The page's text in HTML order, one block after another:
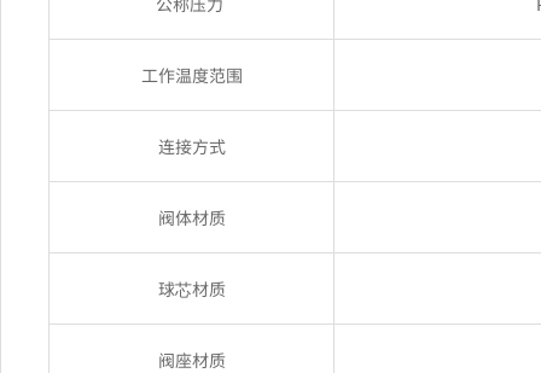
工作温度范围
连接方式
阀体材质
球芯材质
阀座材质